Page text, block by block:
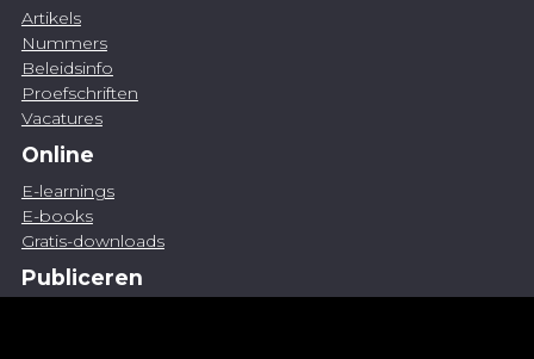
Artikels
Nummers
Beleidsinfo
Proefschriften
Vacatures
Online
E-learnings
E-books
Gratis-downloads
Publiceren